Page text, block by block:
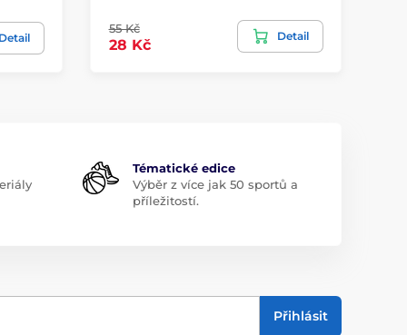
Detail
55 Kč
28 Kč
Detail
Tématické edice
Výběr z více jak 50 sportů a
příležitostí.
Přihlásit